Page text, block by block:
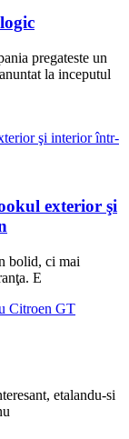
pregateste un
la inceputul
exterior şi
bolid, ci mai
E
etalandu-si